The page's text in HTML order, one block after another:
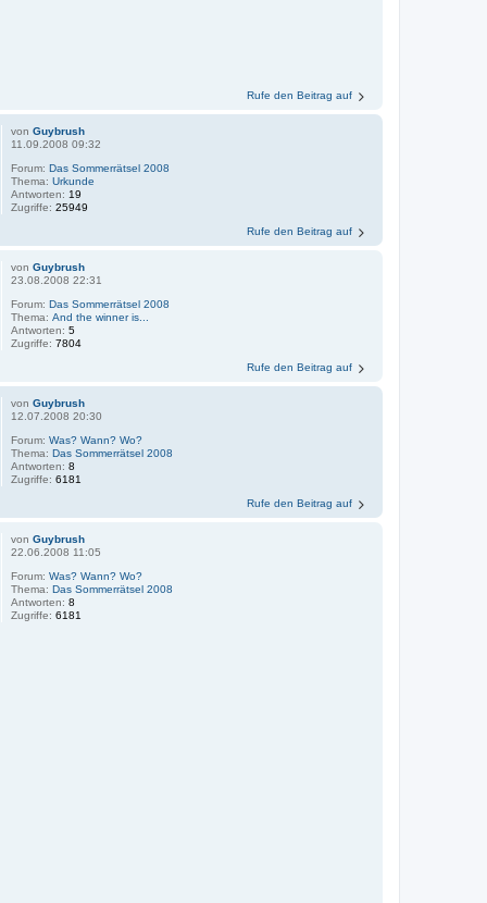
Rufe den Beitrag auf
vonGuybrush
11.09.2008 09:32
Forum:Das Sommerrätsel 2008
Thema:Urkunde
Antworten:19
Zugriffe:25949
Rufe den Beitrag auf
vonGuybrush
23.08.2008 22:31
Forum:Das Sommerrätsel 2008
Thema:And the winner is...
Antworten:5
Zugriffe:7804
Rufe den Beitrag auf
vonGuybrush
12.07.2008 20:30
Forum:Was? Wann? Wo?
Thema:Das Sommerrätsel 2008
Antworten:8
Zugriffe:6181
Rufe den Beitrag auf
vonGuybrush
22.06.2008 11:05
Forum:Was? Wann? Wo?
Thema:Das Sommerrätsel 2008
Antworten:8
Zugriffe:6181